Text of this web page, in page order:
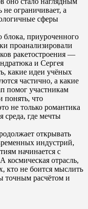
ограничивает, а
сферы
блока, приуроченного
проанализировали
ракетостроения —
и Сергея
какие идеи учёных
частично, а какие
помог участникам
понять, что
не только романтика
среда, где мечты
открывать
индустрий,
начинается с
космическая отрасль,
кто не боится мыслить
точным расчётом и